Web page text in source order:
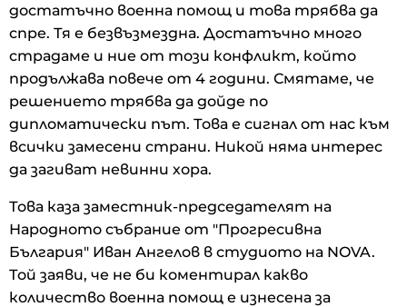
достатъчно военна помощ и това трябва да
спре. Тя е безвъзмездна. Достатъчно много
страдаме и ние от този конфликт, който
продължава повече от 4 години. Смятаме, че
решението трябва да дойде по
дипломатически път. Това е сигнал от нас към
всички замесени страни. Никой няма интерес
да загиват невинни хора.
Това каза заместник-председателят на
Народното събрание от "Прогресивна
България" Иван Ангелов в студиото на NOVA.
Той заяви, че не би коментирал какво
количество военна помощ е изнесена за